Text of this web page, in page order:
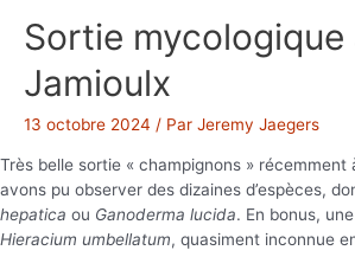
Sortie mycologique
Jamioulx
13 octobre 2024 / Par Jeremy Jaegers
Très belle sortie « champignons » récemment
avons pu observer des dizaines d’espèces,
hepatica ou Ganoderma lucida. En bonus,
Hieracium umbellatum, quasiment inconnue